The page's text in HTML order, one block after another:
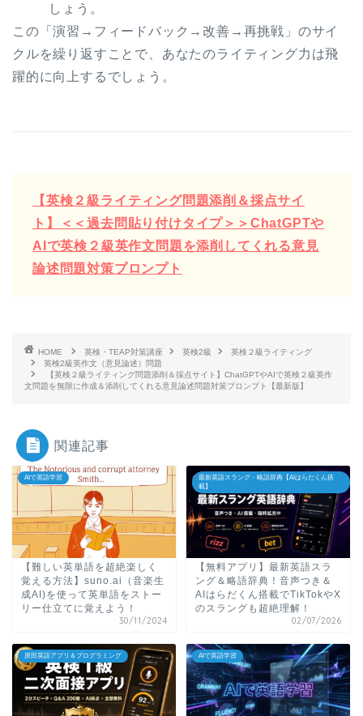
しょう。
この「演習→フィードバック→改善→再挑戦」のサイ
クルを繰り返すことで、あなたのライティング力は飛
躍的に向上するでしょう。
【英検２級ライティング問題添削＆採点サイ
ト】＜＜過去問貼り付けタイプ＞＞ChatGPTや
AIで英検２級英作文問題を添削してくれる意見
論述問題対策プロンプト
HOME 英検・TEAP対策講座 英検2級
英検２級ライティング
英検2級英作文（意見論述）問題
【英検２級ライティング問題添削＆採点サイト】ChatGPTやAIで英検２級英作
文問題を無限に作成＆添削してくれる意見論述問題対策プロンプト【最新版】
関連記事
AIで英語学習
【難しい英単語を超絶楽しく
覚える方法】suno.ai（音楽生
成AI)を使って英単語をストー
リー仕立てに覚えよう！
30/11/2024
最新英語スラング・略語辞典【AIはらだくん搭
載】
【無料アプリ】最新英語スラ
ング＆略語辞典！音声つき＆
AIはらだくん搭載でTikTokやX
のスラングも超絶理解！
02/07/2026
原田英語アプリ＆プログラミング AIで英語学習